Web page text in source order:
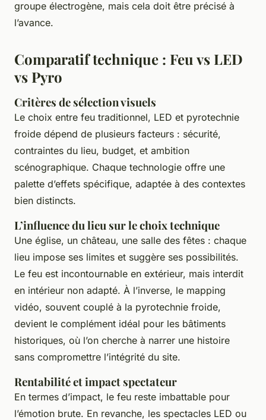
groupe électrogène, mais cela doit être précisé à
l’avance.
Comparatif technique : Feu vs LED
vs Pyro
Critères de sélection visuels
Le choix entre feu traditionnel, LED et pyrotechnie
froide dépend de plusieurs facteurs : sécurité,
contraintes du lieu, budget, et ambition
scénographique. Chaque technologie offre une
palette d’effets spécifique, adaptée à des contextes
bien distincts.
L’influence du lieu sur le choix technique
Une église, un château, une salle des fêtes : chaque
lieu impose ses limites et suggère ses possibilités.
Le feu est incontournable en extérieur, mais interdit
en intérieur non adapté. À l’inverse, le mapping
vidéo, souvent couplé à la pyrotechnie froide,
devient le complément idéal pour les bâtiments
historiques, où l’on cherche à narrer une histoire
sans compromettre l’intégrité du site.
Rentabilité et impact spectateur
En termes d’impact, le feu reste imbattable pour
l’émotion brute. En revanche, les spectacles LED ou